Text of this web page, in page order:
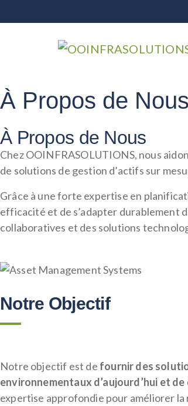
À Propos de Nous
À Propos de Nous
Chez OOINFRASOLUTIONS, nous
de solutions de gestion d’actifs sur
Grâce à une forte expertise en
efficacité et de s’adapter durablement
collaboratives et des solutions
Notre Objectif
Notre objectif est de fournir des
environnementaux d’aujourd’hui et de
expertise approfondie pour améliorer